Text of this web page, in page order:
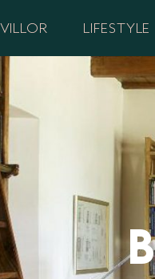
VILLOR LIFESTYLE